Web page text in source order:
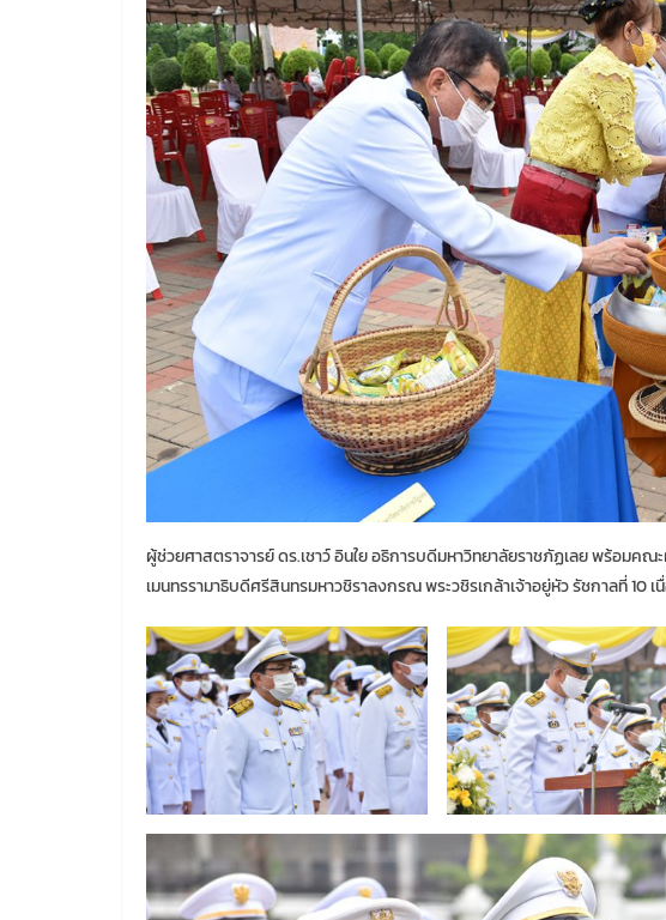
ผู้ช่วยศาสตราจารย์ ดร.เชาว์ อินใย อธิการบดีมหาวิทยาลัยราชภัฏเลย พร้อมค
เมนทรรามาธิบดีศรีสินทรมหาวชิราลงกรณ พระวชิรเกล้าเจ้าอยู่หัว รัชกาลที่ 10